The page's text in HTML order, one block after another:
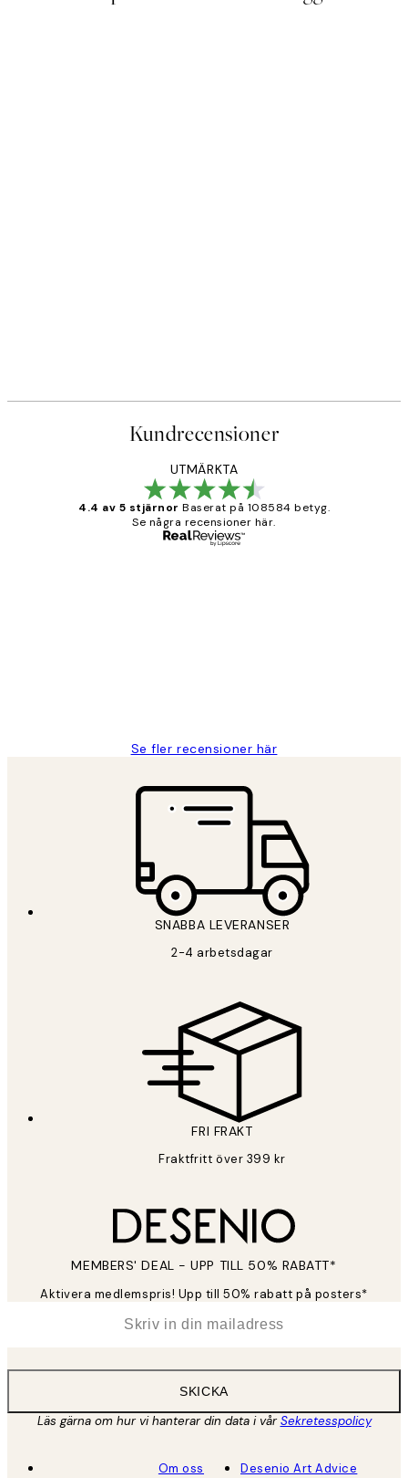
Kundrecensioner
UTMÄRKTA
4.4 av 5 stjärnor Baserat på 108584 betyg.
Se några recensioner här.
Se fler recensioner här
SNABBA LEVERANSER
2-4 arbetsdagar
FRI FRAKT
Fraktfritt över 399 kr
MEMBERS' DEAL - UPP TILL 50% RABATT*
Aktivera medlemspris! Upp till 50% rabatt på posters*
SKICKA
Läs gärna om hur vi hanterar din data i vårSekretesspolicy
Om oss
Desenio Art Advice